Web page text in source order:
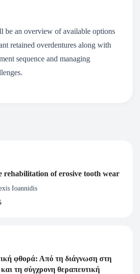
be an overview of available options
retained overdentures along with
sequence and managing
rehabilitation of erosive tooth wear
Ioannidis
φθορά: Από τη διάγνωση στη
τη σύγχρονη θεραπευτική